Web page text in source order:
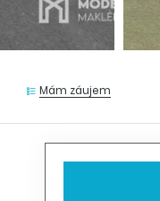
Mám záujem